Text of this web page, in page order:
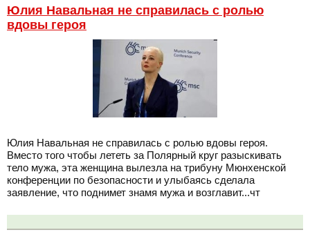
Юлия Навальная не справилась с ролью
вдовы героя
Юлия Навальная не справилась с ролью вдовы героя.
Вместо того чтобы лететь за Полярный круг разыскивать
тело мужа, эта женщина вылезла на трибуну Мюнхенской
конференции по безопасности и улыбаясь сделала
заявление, что поднимет знамя мужа и возглавит...чт